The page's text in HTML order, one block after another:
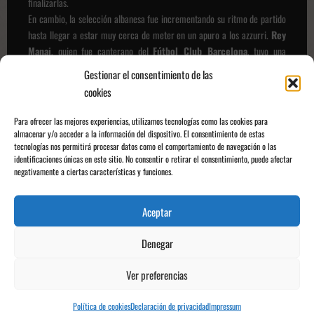
Gestionar el consentimiento de las
cookies
Para ofrecer las mejores experiencias, utilizamos tecnologías como las cookies para
almacenar y/o acceder a la información del dispositivo. El consentimiento de estas
tecnologías nos permitirá procesar datos como el comportamiento de navegación o las
identificaciones únicas en este sitio. No consentir o retirar el consentimiento, puede afectar
negativamente a ciertas características y funciones.
Aceptar
Denegar
Ver preferencias
Política de cookiesDeclaración de privacidadImpressum
En cambio, la selección albanesa fue incrementando su ritmo de partido
hasta llegar a estar muy cerca de meter en un apuro a los azzurri. Rey
Manaj, quien fue canterano delFútbol Club Barcelona, tuvo una
clarísima oportunidad de lograr el empate tras un magnífico control con
el pecho -después de realizar un gran desmarque que sorprendió a toda
la zaga italiana- remató al segundo palo, pero
justo con el costado impidiendo que ese balón entrase en el
fondo de las redesen el minuto 89 de partido.